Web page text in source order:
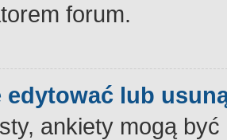
forum.
edytować lub
ankiety mogą